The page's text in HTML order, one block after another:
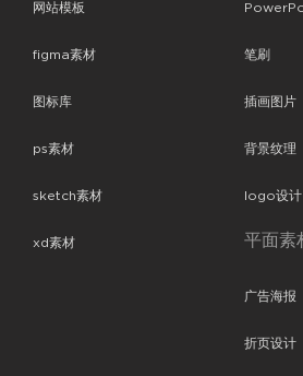
网站模板
figma素材
图标库
ps素材
sketch素材
xd素材
笔刷
插画图片
背景纹理
logo设计
平面素
广告海报
折页设计